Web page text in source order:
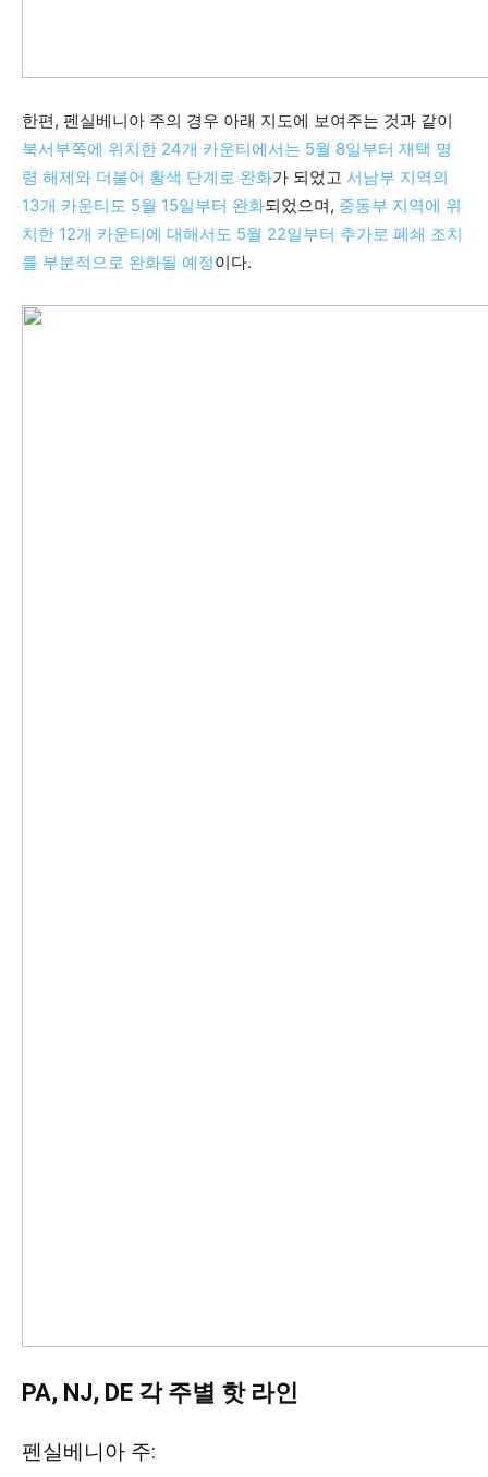
한편, 펜실베니아 주의 경우 아래 지도에 보여주는 것과 같이
북서부쪽에 위치한 24개 카운티에서는 5월 8일부터 재택 명
령 해제와 더불어 황색 단계로 완화가 되었고 서남부 지역의
13개 카운티도 5월 15일부터 완화되었으며, 중동부 지역에 위
치한 12개 카운티에 대해서도 5월 22일부터 추가로 폐쇄 조치
를 부분적으로 완화될 예정이다.
PA, NJ, DE 각 주별 핫 라인
펜실베니아 주: